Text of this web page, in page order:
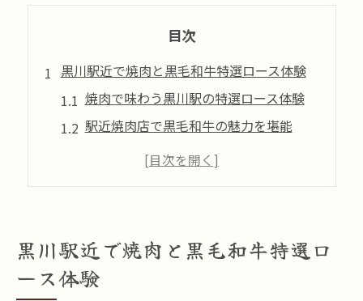
目次
黒川駅近で焼肉と黒毛和牛特選ロース体験
焼肉で味わう黒川駅の特選ロース体験
駅近焼肉店で黒毛和牛の魅力を堪能
焼肉好きが喜ぶ特選ロースの選び方
焼肉通が選ぶ黒毛和牛特選ロースとは
焼肉好きに伝えたい黒川駅の楽しみ方
黒川駅近で焼肉と黒毛和牛特選ロ
ース体験